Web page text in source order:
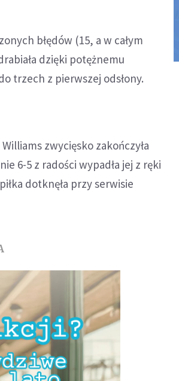
błędów (15, a w całym
dzięki potężnemu
trzech z pierwszej odsłony.
zwycięsko zakończyła
6-5 z radości wypadła jej z ręki
dotknęła przy serwisie